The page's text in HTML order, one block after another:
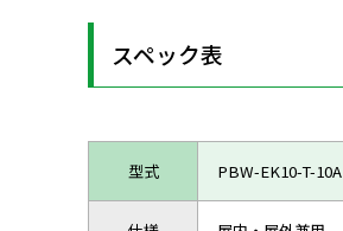
スペック表
型式 PBW-EK10-T-10A